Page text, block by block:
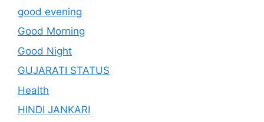
good evening
Good Morning
Good Night
GUJARATI STATUS
Health
HINDI JANKARI